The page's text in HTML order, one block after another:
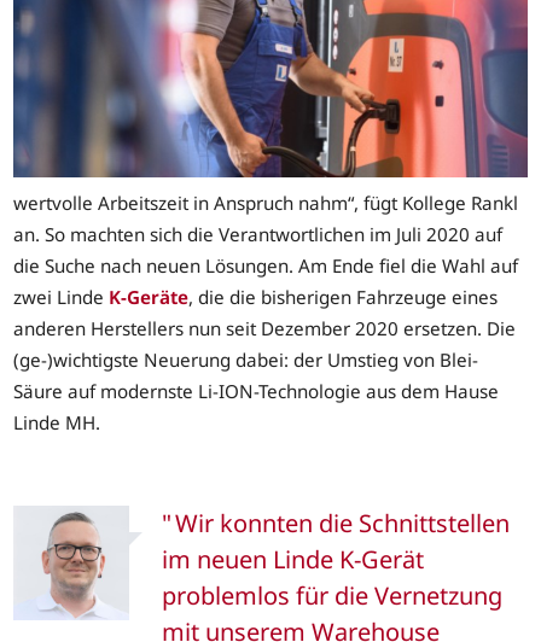
wertvolle Arbeitszeit in Anspruch nahm“, fügt Kollege Rankl
an. So machten sich die Verantwortlichen im Juli 2020 auf
die Suche nach neuen Lösungen. Am Ende fiel die Wahl auf
zwei Linde K-Geräte, die die bisherigen Fahrzeuge eines
anderen Herstellers nun seit Dezember 2020 ersetzen. Die
(ge-)wichtigste Neuerung dabei: der Umstieg von Blei-
Säure auf modernste Li-ION-Technologie aus dem Hause
Linde MH.
Wir konnten die Schnittstellen
im neuen Linde K-Gerät
problemlos für die Vernetzung
mit unserem Warehouse